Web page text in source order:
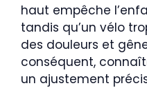
haut empêche
tandis qu’un vélo
des douleurs et
conséquent,
un ajustement